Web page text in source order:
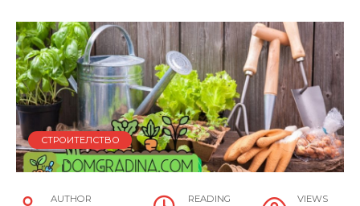
СТРОИТЕЛСТВО
AUTHOR READING VIEWS